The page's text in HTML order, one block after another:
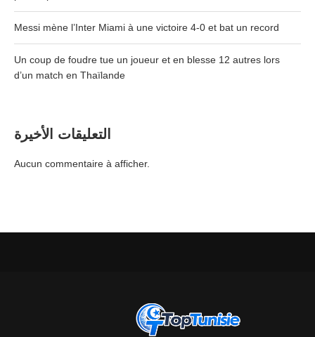
Messi mène l’Inter Miami à une victoire 4-0 et bat un record
Un coup de foudre tue un joueur et en blesse 12 autres lors
d’un match en Thaïlande
التعليقات الأخيرة
Aucun commentaire à afficher.